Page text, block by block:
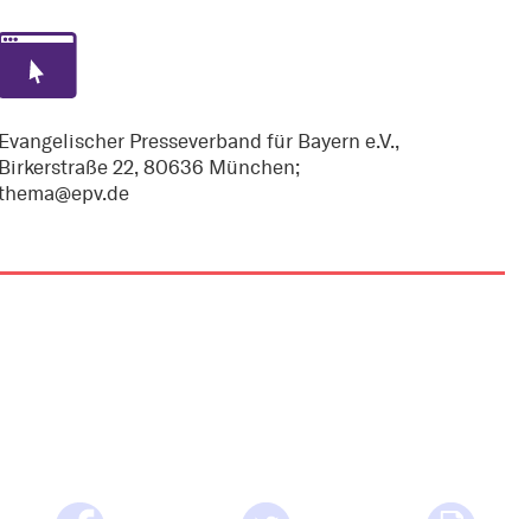
Presseverband für Bayern e.V.,
22, 80636 München;